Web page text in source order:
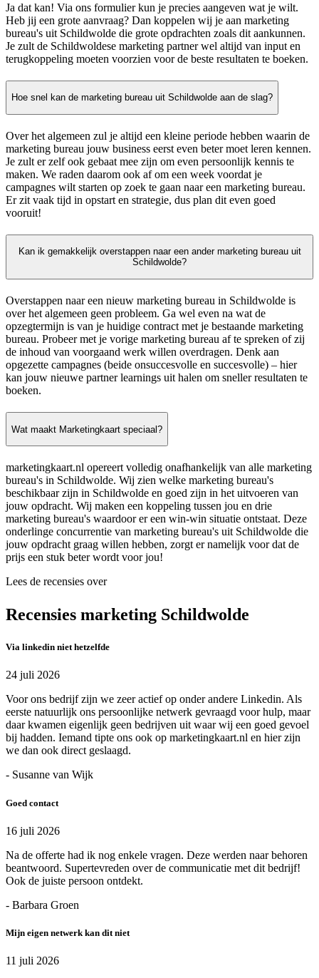
Ja dat kan! Via ons formulier kun je precies aangeven wat je wilt.
Heb jij een grote aanvraag? Dan koppelen wij je aan marketing
bureau's uit Schildwolde die grote opdrachten zoals dit aankunnen.
Je zult de Schildwoldese marketing partner wel altijd van input en
terugkoppeling moeten voorzien voor de beste resultaten te boeken.
Hoe snel kan de marketing bureau uit Schildwolde aan de slag?
Over het algemeen zul je altijd een kleine periode hebben waarin de
marketing bureau jouw business eerst even beter moet leren kennen.
Je zult er zelf ook gebaat mee zijn om even persoonlijk kennis te
maken. We raden daarom ook af om een week voordat je
campagnes wilt starten op zoek te gaan naar een marketing bureau.
Er zit vaak tijd in opstart en strategie, dus plan dit even goed
vooruit!
Kan ik gemakkelijk overstappen naar een ander marketing bureau uit
Schildwolde?
Overstappen naar een nieuw marketing bureau in Schildwolde is
over het algemeen geen probleem. Ga wel even na wat de
opzegtermijn is van je huidige contract met je bestaande marketing
bureau. Probeer met je vorige marketing bureau af te spreken of zij
de inhoud van voorgaand werk willen overdragen. Denk aan
opgezette campagnes (beide onsuccesvolle en succesvolle) – hier
kan jouw nieuwe partner learnings uit halen om sneller resultaten te
boeken.
Wat maakt Marketingkaart speciaal?
marketingkaart.nl opereert volledig onafhankelijk van alle marketing
bureau's in Schildwolde. Wij zien welke marketing bureau's
beschikbaar zijn in Schildwolde en goed zijn in het uitvoeren van
jouw opdracht. Wij maken een koppeling tussen jou en drie
marketing bureau's waardoor er een win-win situatie ontstaat. Deze
onderlinge concurrentie van marketing bureau's uit Schildwolde die
jouw opdracht graag willen hebben, zorgt er namelijk voor dat de
prijs een stuk beter wordt voor jou!
Lees de recensies over
Recensies marketing Schildwolde
Via linkedin niet hetzelfde
24 juli 2026
Voor ons bedrijf zijn we zeer actief op onder andere Linkedin. Als
eerste natuurlijk ons persoonlijke netwerk gevraagd voor hulp, maar
daar kwamen eigenlijk geen bedrijven uit waar wij een goed gevoel
bij hadden. Iemand tipte ons ook op marketingkaart.nl en hier zijn
we dan ook direct geslaagd.
- Susanne van Wijk
Goed contact
16 juli 2026
Na de offerte had ik nog enkele vragen. Deze werden naar behoren
beantwoord. Supertevreden over de communicatie met dit bedrijf!
Ook de juiste persoon ontdekt.
- Barbara Groen
Mijn eigen netwerk kan dit niet
11 juli 2026